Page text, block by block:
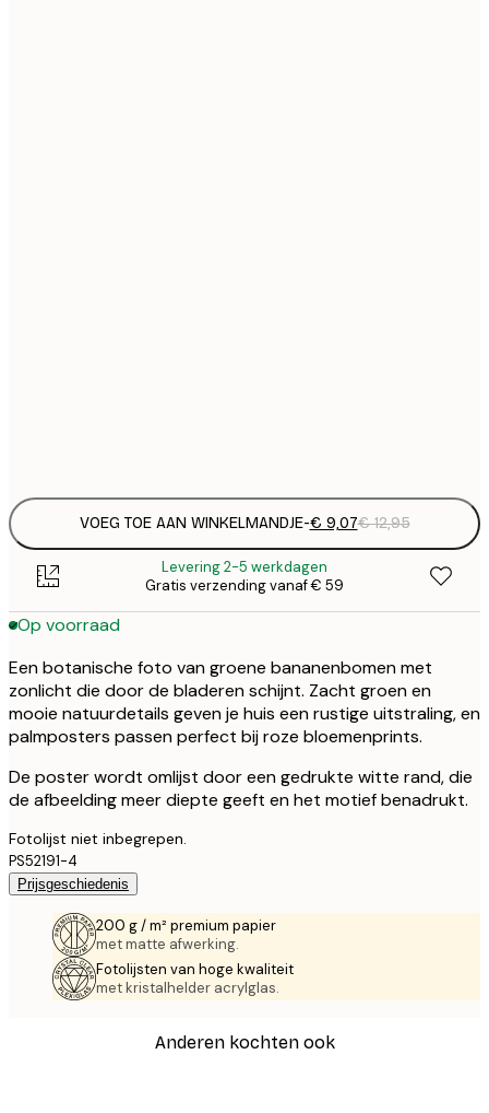
VOEG TOE AAN WINKELMANDJE-€ 9,07€ 12,95
Levering 2-5 werkdagen
Gratis verzending vanaf € 59
Op voorraad
Een botanische foto van groene bananenbomen met
zonlicht die door de bladeren schijnt. Zacht groen en
mooie natuurdetails geven je huis een rustige uitstraling, en
palmposters passen perfect bij roze bloemenprints.
De poster wordt omlijst door een gedrukte witte rand, die
de afbeelding meer diepte geeft en het motief benadrukt.
Fotolijst niet inbegrepen.
PS52191-4
Prijsgeschiedenis
200 g / m² premium papier
met matte afwerking.
Fotolijsten van hoge kwaliteit
met kristalhelder acrylglas.
Anderen kochten ook